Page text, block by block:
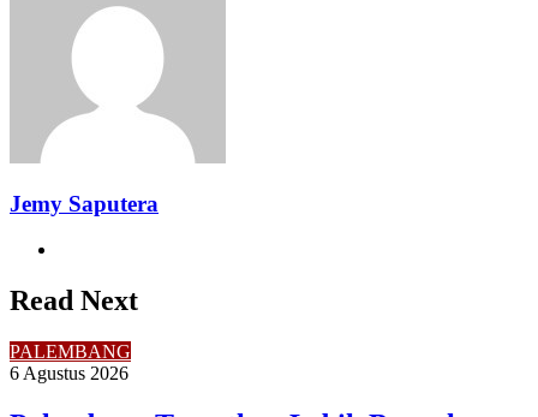
Jemy Saputera
Read Next
PALEMBANG
6 Agustus 2026